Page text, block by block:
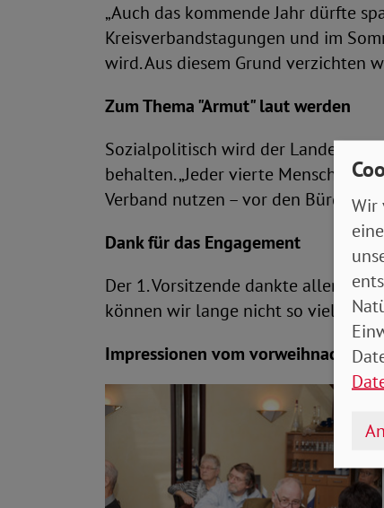
„Auch das kommende Jahr dürfte
Kreisverbandstagungen und im
wird. Aus diesem Grund verzichten
Zum Thema "Armut" laut werden
Sozialpolitisch wird der
behalten. „Jeder vierte Mensch gilt
Verband nutzen – vor den
Dank für das Engagement
Der 1. Vorsitzende dankte allen
können wir lange nicht so viel
Impressionen vom
Wir